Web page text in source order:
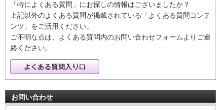
「特によくある質問」にお探しの情報はございましたか？
上記以外のよくある質問が掲載されている「よくある質問コンテ
ンツ」をご活用ください。
ご不明な点は、よくある質問内のお問い合わせフォームよりご連
絡ください。
お問い合わせ